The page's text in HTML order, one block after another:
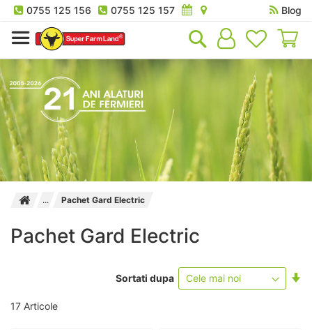
0755 125 156 0755 125 157
Blog
Pachet Gard Electric
Pachet Gard Electric
17 Articole
Sortati dupa